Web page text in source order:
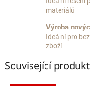
materiálů
Výroba
Ideální pro
zboží
Související